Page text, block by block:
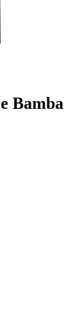
Bamba